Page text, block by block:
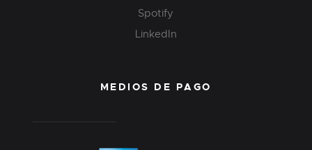
Spotify
LinkedIn
MEDIOS DE PAGO